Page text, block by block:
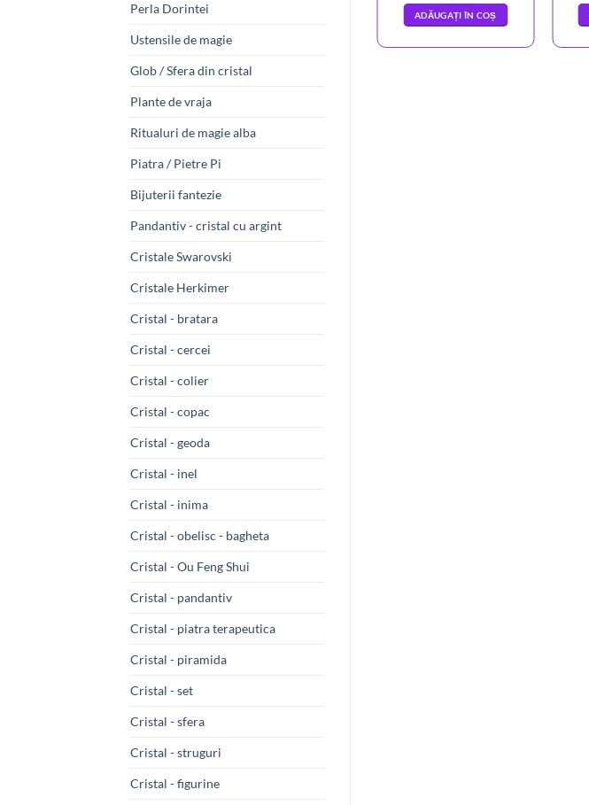
Perla Dorintei
Ustensile de magie
Glob / Sfera din cristal
Plante de vraja
Ritualuri de magie alba
Piatra / Pietre Pi
Bijuterii fantezie
Pandantiv - cristal cu argint
Cristale Swarovski
Cristale Herkimer
Cristal - bratara
Cristal - cercei
Cristal - colier
Cristal - copac
Cristal - geoda
Cristal - inel
Cristal - inima
Cristal - obelisc - bagheta
Cristal - Ou Feng Shui
Cristal - pandantiv
Cristal - piatra terapeutica
Cristal - piramida
Cristal - set
Cristal - sfera
Cristal - struguri
Cristal - figurine
ADĂUGAȚI ÎN COȘ